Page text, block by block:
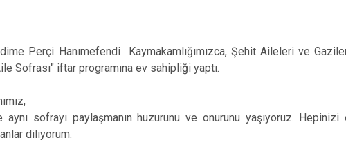
Almus
Artova
Erbaa
Perçi Hanımefendi Kaymakamlığımızca, Şehit Aileleri ve
Sofrası" iftar programına ev sahipliği yaptı.
aynı sofrayı paylaşmanın huzurunu ve onurunu yaşıyoruz.
diliyorum.